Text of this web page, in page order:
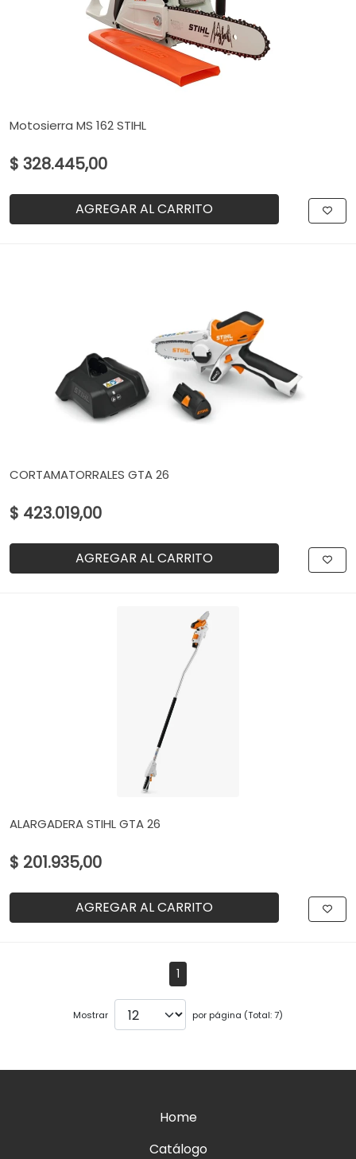
Motosierra MS 162 STIHL
$ 328.445,00
AGREGAR AL CARRITO
CORTAMATORRALES GTA 26
$ 423.019,00
AGREGAR AL CARRITO
ALARGADERA STIHL GTA 26
$ 201.935,00
AGREGAR AL CARRITO
1
Mostrar por página (Total: 7)
Home
Catálogo